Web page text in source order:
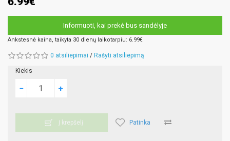
Informuoti, kai prekė bus sandėlyje
Ankstesnė kaina, taikyta 30 dienų laikotarpiu: 6.99€
0 atsiliepimai / Rašyti atsiliepimą
Kiekis
Į krepšelį Patinka